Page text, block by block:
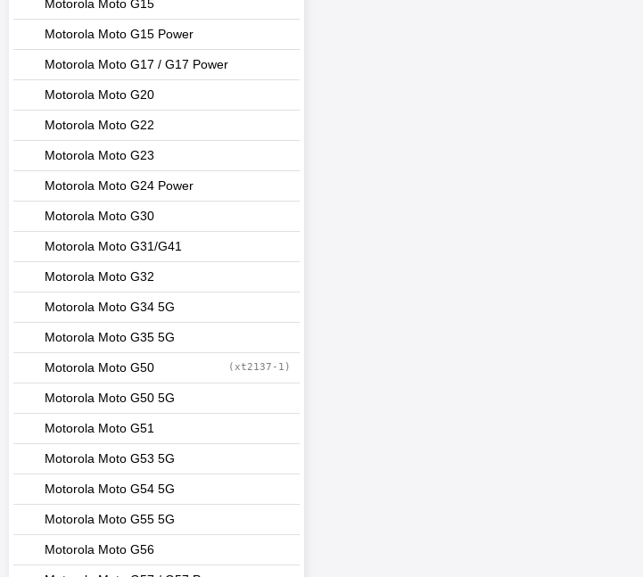
Motorola Moto G15
Motorola Moto G15 Power
Motorola Moto G17 / G17 Power
Motorola Moto G20
Motorola Moto G22
Motorola Moto G23
Motorola Moto G24 Power
Motorola Moto G30
Motorola Moto G31/G41
Motorola Moto G32
Motorola Moto G34 5G
Motorola Moto G35 5G
Motorola Moto G50 (xt2137-1)
Motorola Moto G50 5G
Motorola Moto G51
Motorola Moto G53 5G
Motorola Moto G54 5G
Motorola Moto G55 5G
Motorola Moto G56